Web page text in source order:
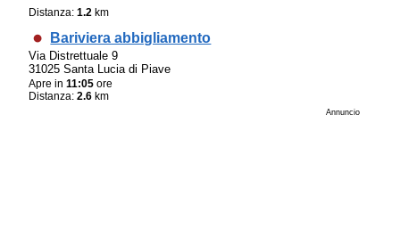
Distanza:1.2 km
Bariviera abbigliamento
Via Distrettuale 9
31025 Santa Lucia di Piave
Apre in11:05 ore
Distanza:2.6 km
Annuncio